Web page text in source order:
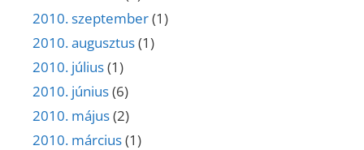
2010. szeptember(1)
2010. augusztus(1)
2010. július(1)
2010. június(6)
2010. május(2)
2010. március(1)